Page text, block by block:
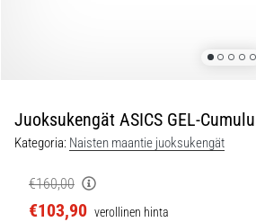
Käytännössä
sukkulajuoksu
nopeutta,
ketteryyttä
Juoksukengät ASICS GEL-
Kategoria: Naisten maantie juoksukengät
€160,00
€103,90 verollinen hinta